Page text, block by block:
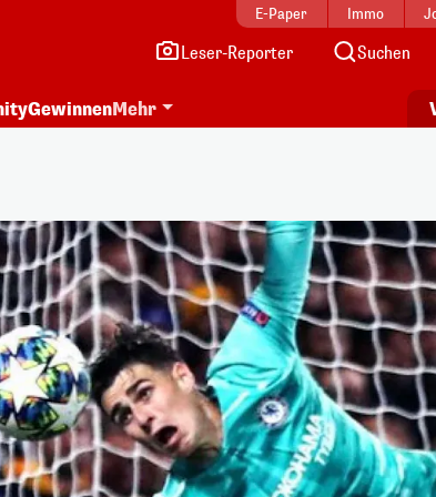
E-Paper Immo
Leser-Reporter Suchen
GewinnenMehr